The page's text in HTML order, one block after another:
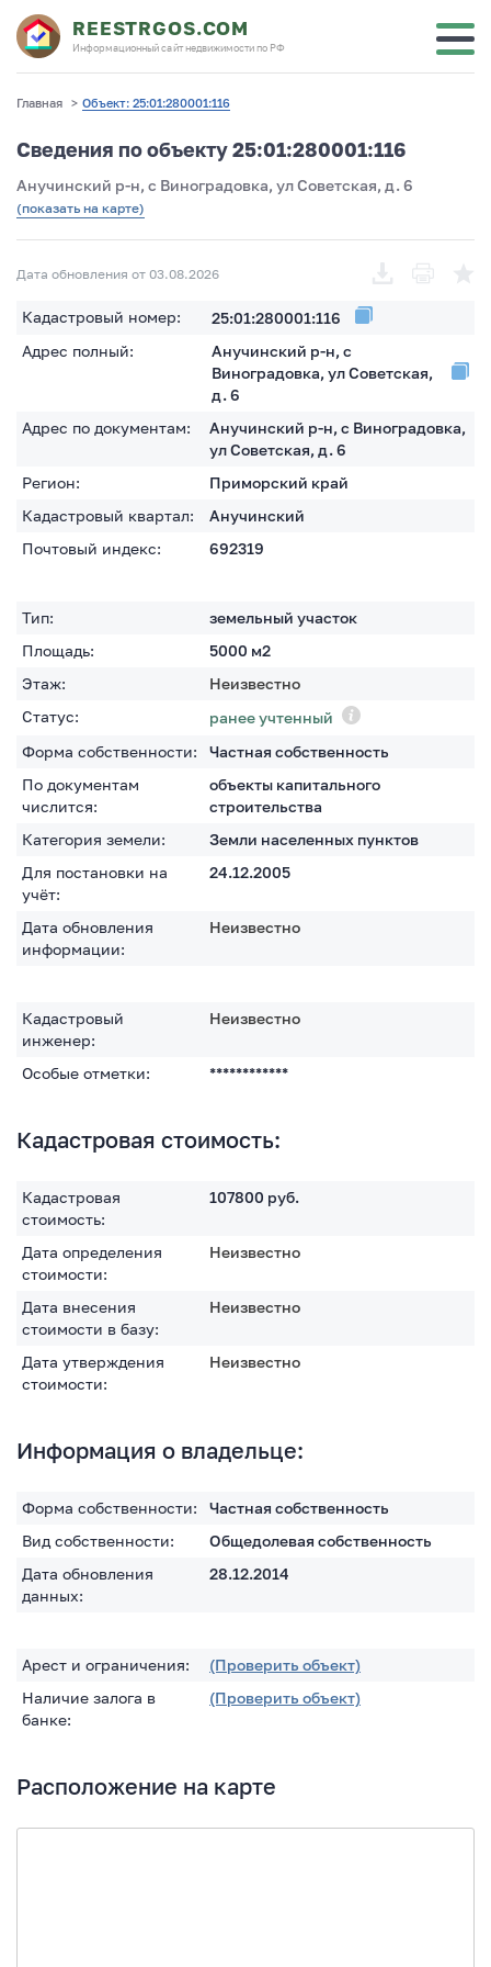
REESTRGOS.COM
Информационный сайт недвижимости по РФ
Главная > Объект: 25:01:280001:116
Сведения по объекту 25:01:280001:116
Анучинский р-н, с Виноградовка, ул Советская, д. 6
(показать на карте)
Дата обновления от 03.08.2026
Кадастровый номер:
25:01:280001:116
Адрес полный:
Анучинский р-н, с
Виноградовка, ул Советская,
д. 6
Адрес по документам:
Анучинский р-н, с Виноградовка,
ул Советская, д. 6
Регион:
Приморский край
Кадастровый квартал:
Анучинский
Почтовый индекс:
692319
Тип:
земельный участок
Площадь:
5000 м2
Этаж:
Неизвестно
Статус:
ранее учтенный
Форма собственности:
Частная собственность
По документам
числится:
объекты капитального
строительства
Категория земели:
Земли населенных пунктов
Для постановки на
учёт:
24.12.2005
Дата обновления
информации:
Неизвестно
Кадастровый
инженер:
Неизвестно
Особые отметки: ************
Кадастровая стоимость:
Кадастровая
стоимость:
107800 руб.
Дата определения
стоимости:
Неизвестно
Дата внесения
стоимости в базу:
Неизвестно
Дата утверждения
стоимости:
Неизвестно
Информация о владельце:
Форма собственности:
Частная собственность
Вид собственности:
Общедолевая собственность
Дата обновления
данных:
28.12.2014
Арест и ограничения:
(Проверить объект)
Наличие залога в
банке:
(Проверить объект)
Расположение на карте